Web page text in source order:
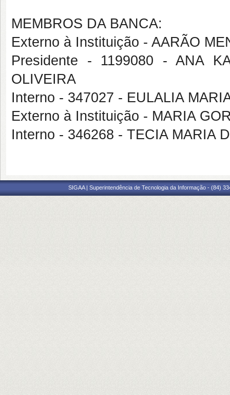
MEMBROS DA BANCA:
Externo à Instituição - AARÃO
Presidente - 1199080 - ANA
OLIVEIRA
Interno - 347027 - EULALIA
Externo à Instituição - MARIA
Interno - 346268 - TECIA MARIA
SIGAA | Superintendência de Tecnologia da Informação - (84)